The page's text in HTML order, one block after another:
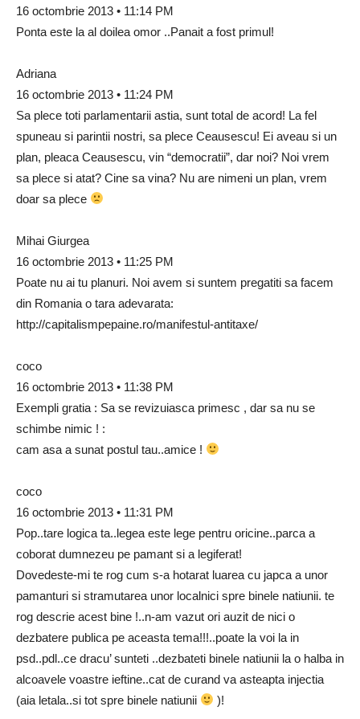
16 octombrie 2013 • 11:14 PM
Ponta este la al doilea omor ..Panait a fost primul!
Adriana
16 octombrie 2013 • 11:24 PM
Sa plece toti parlamentarii astia, sunt total de acord! La fel
spuneau si parintii nostri, sa plece Ceausescu! Ei aveau si un
plan, pleaca Ceausescu, vin “democratii”, dar noi? Noi vrem
sa plece si atat? Cine sa vina? Nu are nimeni un plan, vrem
doar sa plece
Mihai Giurgea
16 octombrie 2013 • 11:25 PM
Poate nu ai tu planuri. Noi avem si suntem pregatiti sa facem
din Romania o tara adevarata:
http://capitalismpepaine.ro/manifestul-antitaxe/
coco
16 octombrie 2013 • 11:38 PM
Exempli gratia : Sa se revizuiasca primesc , dar sa nu se
schimbe nimic ! :
cam asa a sunat postul tau..amice !
coco
16 octombrie 2013 • 11:31 PM
Pop..tare logica ta..legea este lege pentru oricine..parca a
coborat dumnezeu pe pamant si a legiferat!
Dovedeste-mi te rog cum s-a hotarat luarea cu japca a unor
pamanturi si stramutarea unor localnici spre binele natiunii. te
rog descrie acest bine !..n-am vazut ori auzit de nici o
dezbatere publica pe aceasta tema!!!..poate la voi la in
psd..pdl..ce dracu’ sunteti ..dezbateti binele natiunii la o halba in
alcoavele voastre ieftine..cat de curand va asteapta injectia
(aia letala..si tot spre binele natiunii
)!